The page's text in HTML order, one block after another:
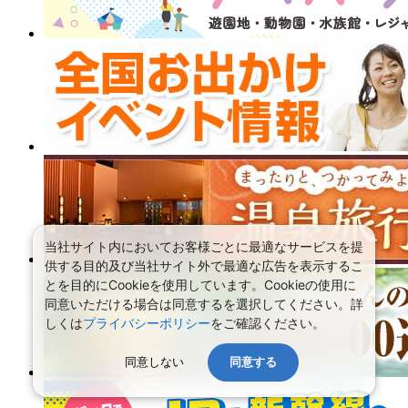
当社サイト内においてお客様ごとに最適なサービスを提
供する目的及び当社サイト外で最適な広告を表示するこ
とを目的にCookieを使用しています。Cookieの使用に
同意いただける場合は同意するを選択してください。詳
しくはプライバシーポリシーをご確認ください。
同意しない 同意する